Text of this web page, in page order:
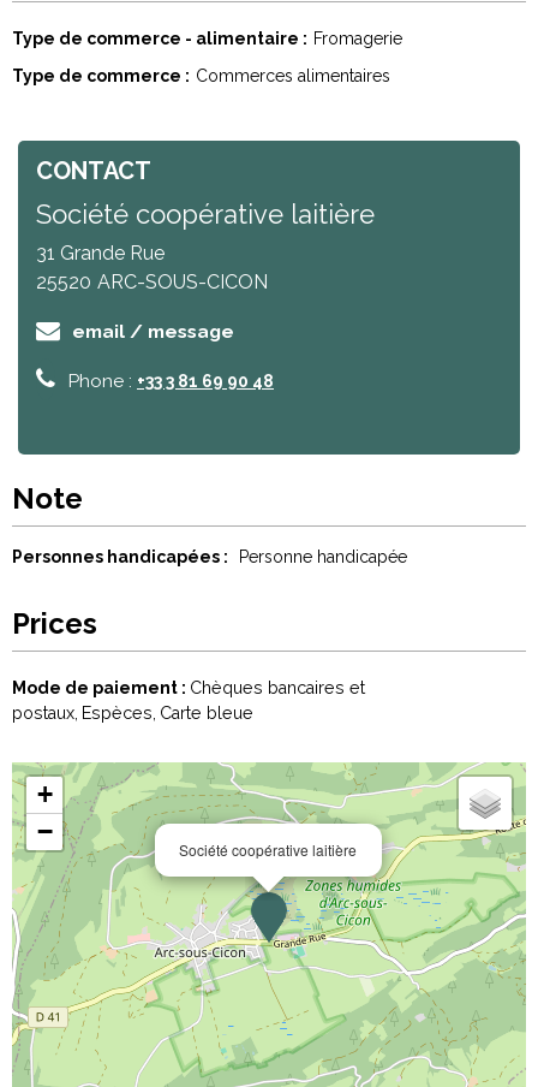
Type de commerce - alimentaire
Fromagerie
Type de commerce
Commerces alimentaires
CONTACT
Société coopérative laitière
31 Grande Rue
25520 ARC-SOUS-CICON
email / message
Phone : +33 3 81 69 90 48
Note
Personnes handicapées : Personne handicapée
Prices
Mode de paiement : Chèques bancaires et
postaux Espèces Carte bleue
Société coopérative laitière
+
−